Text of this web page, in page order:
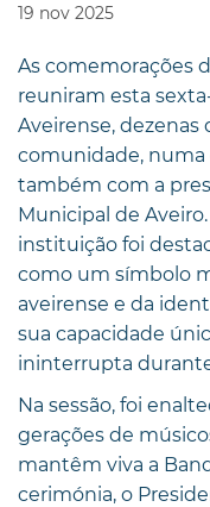
19 nov 2025
As comemorações
reuniram esta
Aveirense, dezenas
comunidade,
também com a
Municipal de
instituição foi
como um símbolo
aveirense e da
sua capacidade
ininterrupta
Na sessão, foi
gerações de
mantêm viva a
cerimónia, o